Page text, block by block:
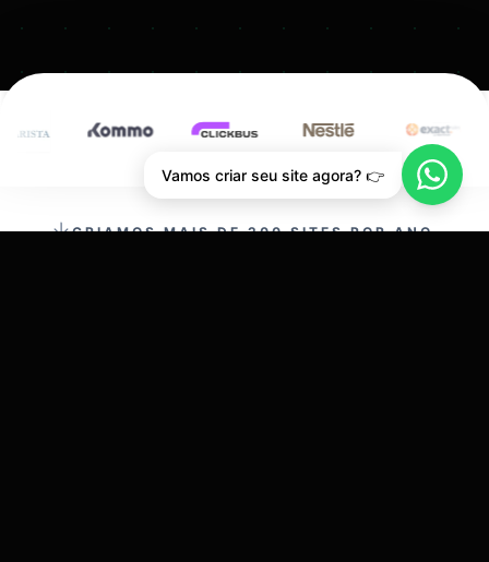
CRIAMOS MAIS DE 200 SITES POR ANO.
Vamos criar seu site agora? 👉